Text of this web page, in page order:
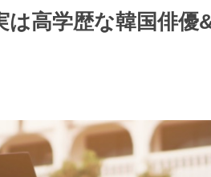
は高学歴な韓国俳優